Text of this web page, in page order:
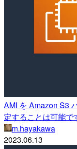
AMI を Amazon S3
定することは可能で
m.hayakawa
2023.06.13